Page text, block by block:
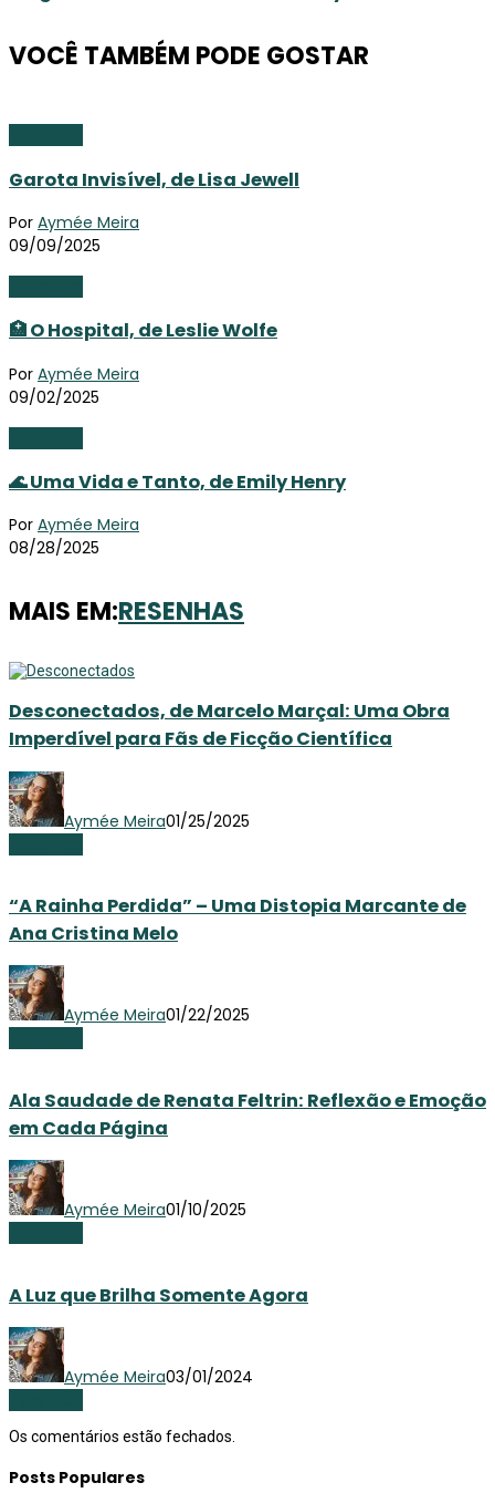
VOCÊ TAMBÉM PODE GOSTAR
Garota Invisível, de Lisa Jewell
Por Aymée Meira
09/09/2025
🏥 O Hospital, de Leslie Wolfe
Por Aymée Meira
09/02/2025
🌊 Uma Vida e Tanto, de Emily Henry
Por Aymée Meira
08/28/2025
MAIS EM:RESENHAS
Desconectados, de Marcelo Marçal: Uma Obra
Imperdível para Fãs de Ficção Científica
Aymée Meira01/25/2025
“A Rainha Perdida” – Uma Distopia Marcante de
Ana Cristina Melo
Aymée Meira01/22/2025
Ala Saudade de Renata Feltrin: Reflexão e Emoção
em Cada Página
Aymée Meira01/10/2025
A Luz que Brilha Somente Agora
Aymée Meira03/01/2024
Os comentários estão fechados.
Posts Populares